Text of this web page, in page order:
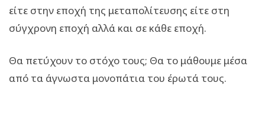
είτε στην εποχή της μεταπολίτευσης είτε στη
σύγχρονη εποχή αλλά και σε κάθε εποχή.
Θα πετύχουν το στόχο τους; Θα το μάθουμε μέσα
από τα άγνωστα μονοπάτια του έρωτά τους.